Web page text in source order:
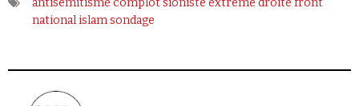
antisémitisme complot sioniste extrême droite front
national islamsondage